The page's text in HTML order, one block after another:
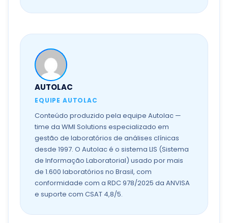
AUTOLAC
EQUIPE AUTOLAC
Conteúdo produzido pela equipe Autolac —
time da WMI Solutions especializado em
gestão de laboratórios de análises clínicas
desde 1997. O Autolac é o sistema LIS (Sistema
de Informação Laboratorial) usado por mais
de 1.600 laboratórios no Brasil, com
conformidade com a RDC 978/2025 da ANVISA
e suporte com CSAT 4,8/5.